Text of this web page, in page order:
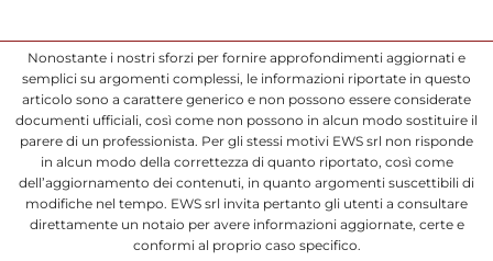
Nonostante i nostri sforzi per fornire approfondimenti aggiornati e
semplici su argomenti complessi, le informazioni riportate in questo
articolo sono a carattere generico e non possono essere considerate
documenti ufficiali, così come non possono in alcun modo sostituire il
parere di un professionista. Per gli stessi motivi EWS srl non risponde
in alcun modo della correttezza di quanto riportato, così come
dell’aggiornamento dei contenuti, in quanto argomenti suscettibili di
modifiche nel tempo. EWS srl invita pertanto gli utenti a consultare
direttamente un notaio per avere informazioni aggiornate, certe e
conformi al proprio caso specifico.